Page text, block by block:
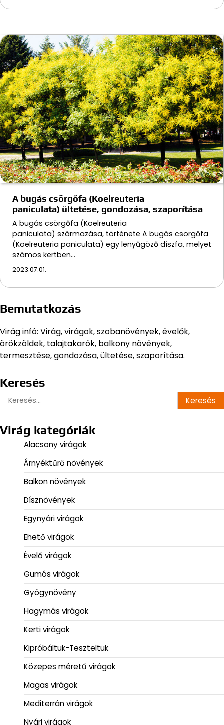
A bugás csörgőfa (Koelreuteria
paniculata) ültetése, gondozása, szaporítása
A bugás csörgőfa (Koelreuteria
paniculata) származása, története A bugás csörgőfa
(Koelreuteria paniculata) egy lenyűgöző díszfa, melyet
számos kertben…
2023.07.01.
Bemutatkozás
Virág infó: Virág, virágok, szobanövények, évelők,
örökzöldek, talajtakarók, balkony növények,
termesztése, gondozása, ültetése, szaporítása.
Keresés
Keresés:
Virág kategóriák
Alacsony virágok
Árnyéktűrő növények
Balkon növények
Dísznövények
Egynyári virágok
Ehető virágok
Évelő virágok
Gumós virágok
Gyógynövény
Hagymás virágok
Kerti virágok
Kipróbáltuk-Teszteltük
Közepes méretű virágok
Magas virágok
Mediterrán virágok
Nyári virágok